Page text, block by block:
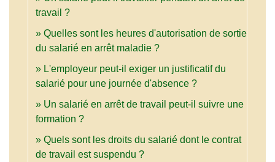
travail ?
Quelles sont les heures d'autorisation de sortie
du salarié en arrêt maladie ?
L'employeur peut-il exiger un justificatif du
salarié pour une journée d'absence ?
Un salarié en arrêt de travail peut-il suivre une
formation ?
Quels sont les droits du salarié dont le contrat
de travail est suspendu ?